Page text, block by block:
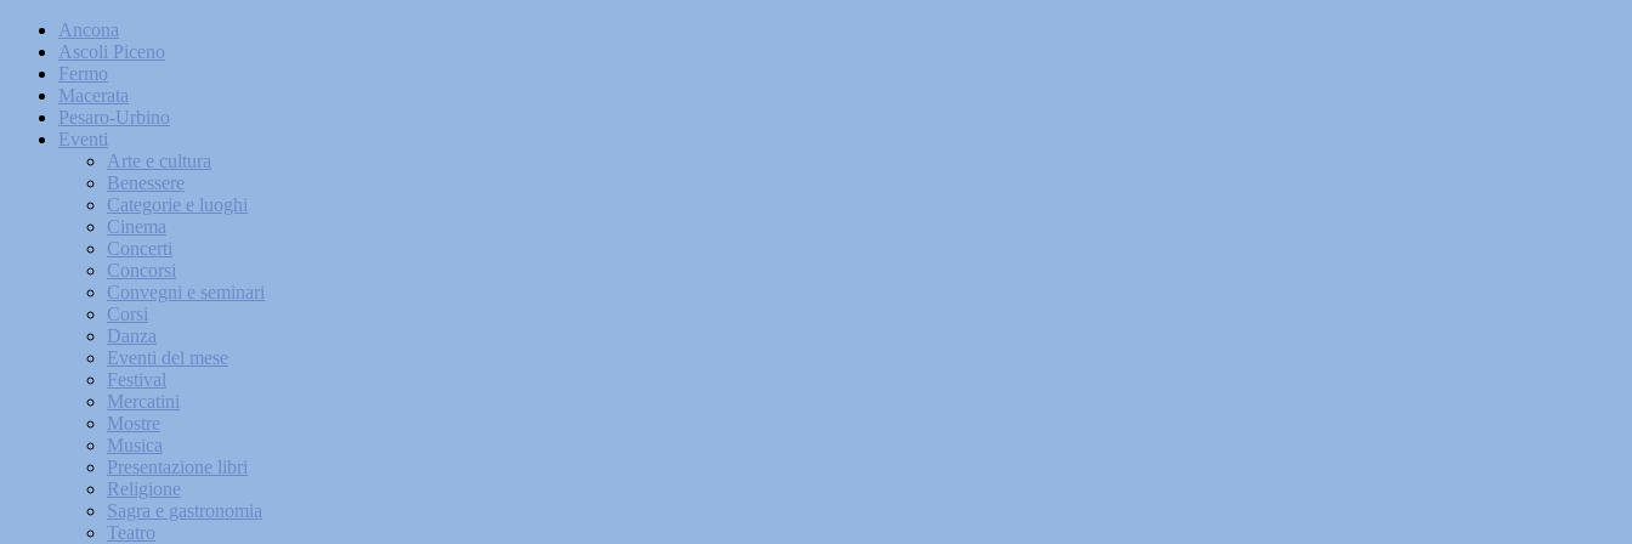
Ancona
Ascoli Piceno
Fermo
Macerata
Pesaro-Urbino
Eventi
Arte e cultura
Benessere
Categorie e luoghi
Cinema
Concerti
Concorsi
Convegni e seminari
Corsi
Danza
Eventi del mese
Festival
Mercatini
Mostre
Musica
Presentazione libri
Religione
Sagra e gastronomia
Teatro